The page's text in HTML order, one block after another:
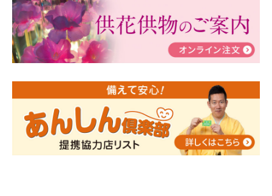
ぶ！はじめてのお葬式」小さな家族葬ハウス®町田成
瀬 ご参加ありがとうございました！
2024/01/19令和6年能登半島地震災害の寄付のご報
告
人形供養 寄付のご報告
2023/12/16終活なるほど教室＠小さな家族葬ハウ
ス®上鶴間 エンディングノートを書いてみよう！
2023/11/29 永田屋創業110周年記念式典 レンブラ
ントホテル東京町田